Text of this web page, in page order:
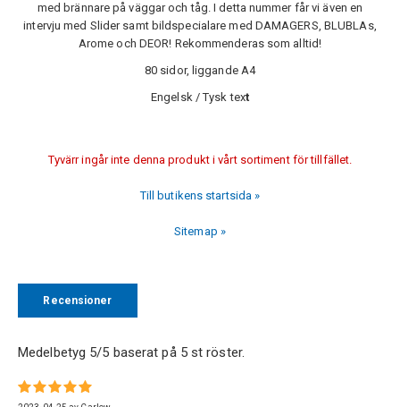
med brännare på väggar och tåg. I detta nummer får vi även en
intervju med Slider samt bildspecialare med DAMAGERS, BLUBLAs,
Arome och DEOR! Rekommenderas som alltid!
80 sidor, liggande A4
Engelsk / Tysk text
Tyvärr ingår inte denna produkt i vårt sortiment för tillfället.
Till butikens startsida »
Sitemap »
Recensioner
Medelbetyg 5/5 baserat på 5st röster.